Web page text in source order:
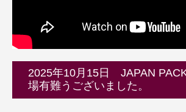
2025年10月15日 JAPAN
場有難うございました。